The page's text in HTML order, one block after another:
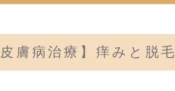
膚病治療】痒みと脱毛